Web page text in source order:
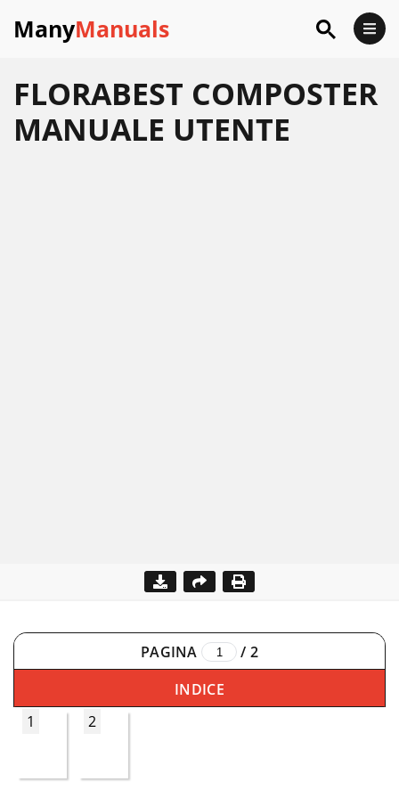
ManyManuals
FLORABEST COMPOSTER
MANUALE UTENTE
PAGINA / 2
INDICE
1
2